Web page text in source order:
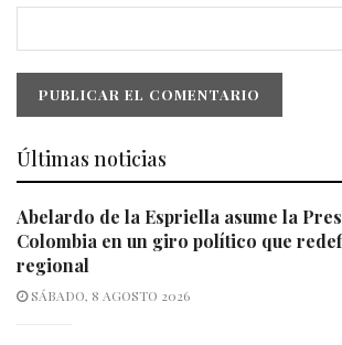
Últimas noticias
Abelardo de la Espriella asume la
Colombia en un giro político que
regional
SÁBADO, 8 AGOSTO 2026